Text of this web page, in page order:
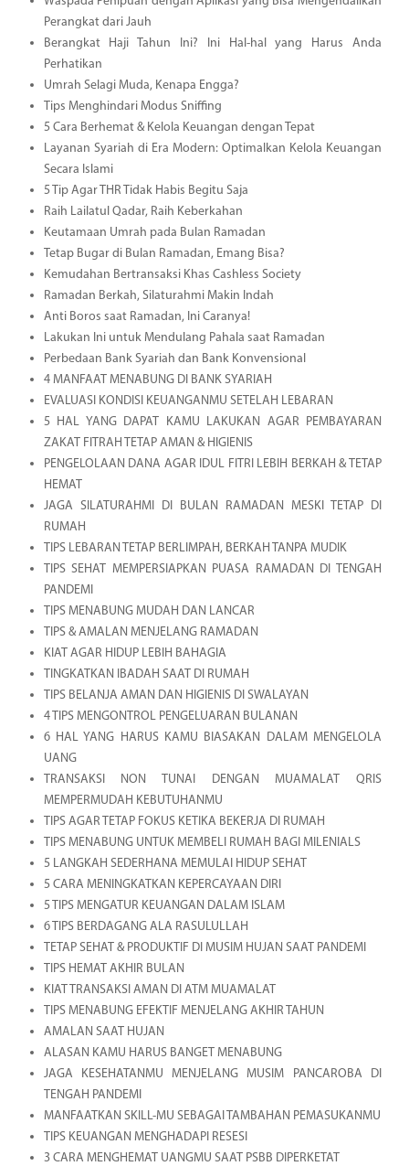
Perangkat dari Jauh
Berangkat Haji Tahun Ini? Ini Hal-hal yang Harus Anda
Perhatikan
Umrah Selagi Muda, Kenapa Engga?
Tips Menghindari Modus Sniffing
5 Cara Berhemat & Kelola Keuangan dengan Tepat
Layanan Syariah di Era Modern: Optimalkan Kelola Keuangan
Secara Islami
5 Tip Agar THR Tidak Habis Begitu Saja
Raih Lailatul Qadar, Raih Keberkahan
Keutamaan Umrah pada Bulan Ramadan
Tetap Bugar di Bulan Ramadan, Emang Bisa?
Kemudahan Bertransaksi Khas Cashless Society
Ramadan Berkah, Silaturahmi Makin Indah
Anti Boros saat Ramadan, Ini Caranya!
Lakukan Ini untuk Mendulang Pahala saat Ramadan
Perbedaan Bank Syariah dan Bank Konvensional
4 MANFAAT MENABUNG DI BANK SYARIAH
EVALUASI KONDISI KEUANGANMU SETELAH LEBARAN
5 HAL YANG DAPAT KAMU LAKUKAN AGAR PEMBAYARAN
ZAKAT FITRAH TETAP AMAN & HIGIENIS
PENGELOLAAN DANA AGAR IDUL FITRI LEBIH BERKAH & TETAP
HEMAT
JAGA SILATURAHMI DI BULAN RAMADAN MESKI TETAP DI
RUMAH
TIPS LEBARAN TETAP BERLIMPAH, BERKAH TANPA MUDIK
TIPS SEHAT MEMPERSIAPKAN PUASA RAMADAN DI TENGAH
PANDEMI
TIPS MENABUNG MUDAH DAN LANCAR
TIPS & AMALAN MENJELANG RAMADAN
KIAT AGAR HIDUP LEBIH BAHAGIA
TINGKATKAN IBADAH SAAT DI RUMAH
TIPS BELANJA AMAN DAN HIGIENIS DI SWALAYAN
4 TIPS MENGONTROL PENGELUARAN BULANAN
6 HAL YANG HARUS KAMU BIASAKAN DALAM MENGELOLA
UANG
TRANSAKSI NON TUNAI DENGAN MUAMALAT QRIS
MEMPERMUDAH KEBUTUHANMU
TIPS AGAR TETAP FOKUS KETIKA BEKERJA DI RUMAH
TIPS MENABUNG UNTUK MEMBELI RUMAH BAGI MILENIALS
5 LANGKAH SEDERHANA MEMULAI HIDUP SEHAT
5 CARA MENINGKATKAN KEPERCAYAAN DIRI
5 TIPS MENGATUR KEUANGAN DALAM ISLAM
6 TIPS BERDAGANG ALA RASULULLAH
TETAP SEHAT & PRODUKTIF DI MUSIM HUJAN SAAT PANDEMI
TIPS HEMAT AKHIR BULAN
KIAT TRANSAKSI AMAN DI ATM MUAMALAT
TIPS MENABUNG EFEKTIF MENJELANG AKHIR TAHUN
AMALAN SAAT HUJAN
ALASAN KAMU HARUS BANGET MENABUNG
JAGA KESEHATANMU MENJELANG MUSIM PANCAROBA DI
TENGAH PANDEMI
MANFAATKAN SKILL-MU SEBAGAI TAMBAHAN PEMASUKANMU
TIPS KEUANGAN MENGHADAPI RESESI
3 CARA MENGHEMAT UANGMU SAAT PSBB DIPERKETAT